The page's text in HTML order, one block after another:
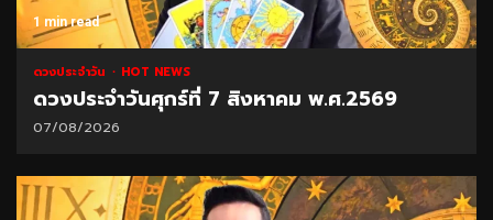
1 min read
ดวงประจำวัน HOT NEWS
ดวงประจำวันศุกร์ที่ 7 สิงหาคม พ.ศ.2569
07/08/2026